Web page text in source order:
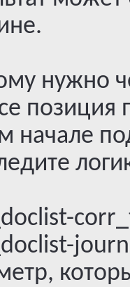
нужно
начале